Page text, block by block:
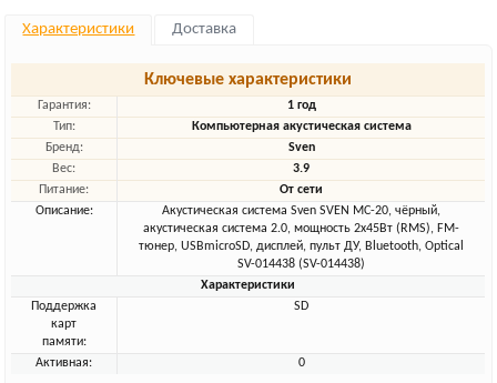
Характеристики Доставка
Ключевые характеристики
Гарантия:
1 год
Тип:
Компьютерная акустическая система
Бренд:
Sven
Вес:
3.9
Питание:
От сети
Описание:
Акустическая система Sven SVEN MC-20, чёрный,
акустическая система 2.0, мощность 2x45Вт (RMS), FM-
тюнер, USBmicroSD, дисплей, пульт ДУ, Bluetooth, Optical
SV-014438 (SV-014438)
Характеристики
Поддержка
карт
памяти:
SD
Активная: 0